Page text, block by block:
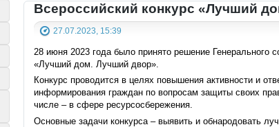
Всероссийский конкурс «Лучший
27.07.2023, 15:39
28 июня 2023 года было принято решение Генерального
«Лучший дом. Лучший двор».
Конкурс проводится в целях повышения активности и
информирования граждан по вопросам защиты своих
числе – в сфере ресурсосбережения.
Основные задачи конкурса – выявить и обнародовать